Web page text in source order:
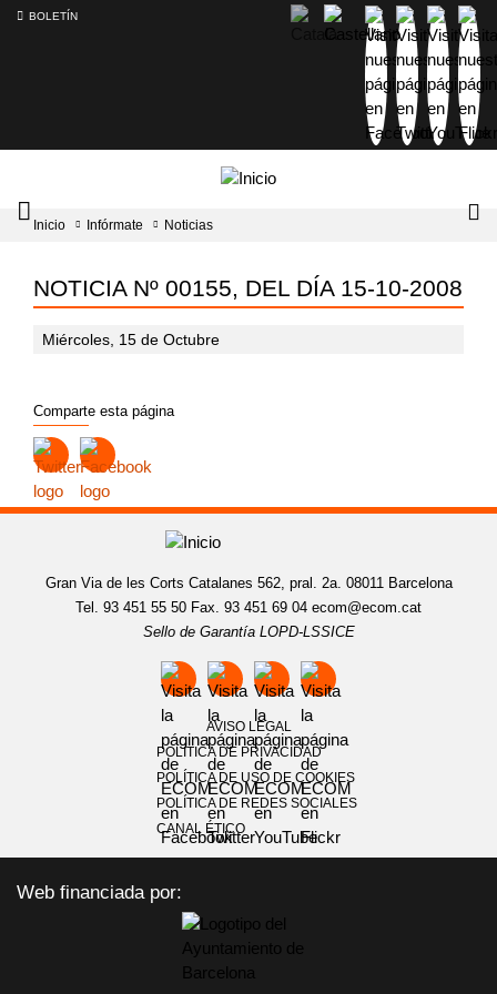
BOLETÍN
Intercambiador
del
principal
Inicio Infórmate Noticias
NOTICIA Nº 00155, DEL DÍA 15-10-2008
Miércoles, 15 de Octubre
Comparte esta página
Gran Via de les Corts Catalanes 562, pral. 2a. 08011 Barcelona
Tel. 93 451 55 50 Fax. 93 451 69 04 ecom@ecom.cat
Sello de Garantía LOPD-LSSICE
AVISO LEGAL
POLÍTICA DE PRIVACIDAD
POLÍTICA DE USO DE COOKIES
POLÍTICA DE REDES SOCIALES
CANAL ÉTICO
Web financiada por: